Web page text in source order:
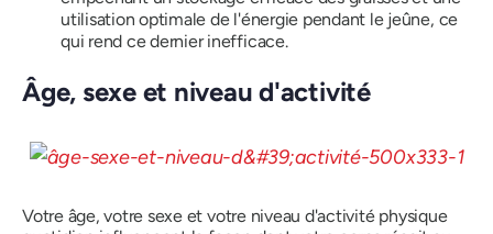
utilisation optimale de l'énergie pendant le jeûne, ce
qui rend ce dernier inefficace.
Âge, sexe et niveau d'activité
Votre âge, votre sexe et votre niveau d'activité physique